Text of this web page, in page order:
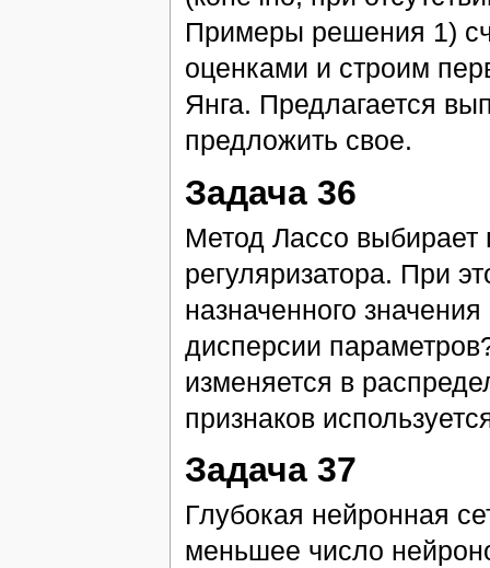
Примеры решения 1)
оценками и строим
Янга. Предлагается
предложить свое.
Задача 36
Метод Лассо
регуляризатора. При
назначенного
дисперсии
изменяется в
признаков
Задача 37
Глубокая нейронная
меньшее число